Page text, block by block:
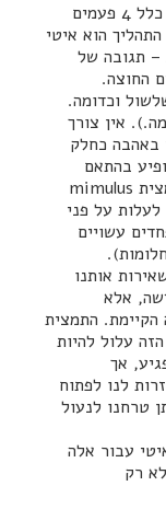
את התמציות שהכין המטפל לוקחים בדרך כלל 4 פעמים
התהליך הוא איטי
– תגובה של
החוצה.
וכדומה.
אין צורך
באהבה כחלק
בהתאם
לתמצית שנלקחה. לדוגמא, אם לקחתי תמצית mimulus
על פני
עשויים
אותנו
אלא
הקיימת. התמצית
עלול להיות
אך
לנו לפתוח
טרחנו לנעול
עבור אלה
רק